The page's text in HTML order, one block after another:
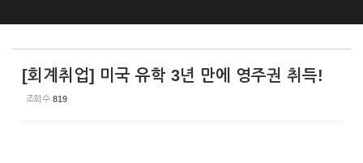
[회계취업] 미국 유학 3년 만에 영주권 취득!
조회 수 819